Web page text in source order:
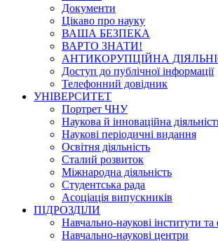
Документи
Цікаво про науку
ВАША БЕЗПЕКА
ВАРТО ЗНАТИ!
АНТИКОРУПЦІЙНА
Доступ до публічної інформації
Телефонний довідник
УНІВЕРСИТЕТ
Портрет ЧНУ
Наукова й інноваційна
Наукові періодичні видання
Освітня діяльність
Сталий розвиток
Міжнародна діяльність
Студентська рада
Асоціація випускників
ПІДРОЗДІЛИ
Навчально-наукові інститути та
Навчально-наукові центри